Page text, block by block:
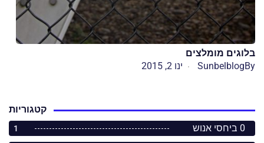
בלוגים מומלצים
By
Sunbelblog ינו 2, 2015
קטגוריות
0 ביחסי אנוש
1